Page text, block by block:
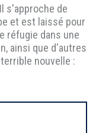
s'approche de
et est laissé pour
réfugie dans une
ainsi que d'autres
nouvelle :